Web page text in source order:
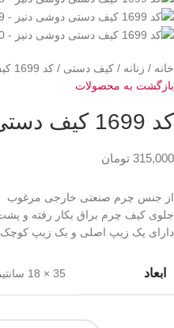
خانه زنانه کیف دستی
کد 1699 کیف دستی دوشی دنیز
بازگشت به محصولات
کد 1699 کیف دستی دوشی دنیز
315,000 تومان
از جنس چرم صنعتی خارجی مرغوب
جلوی کیف چرم براق بکار رفته و
دارای یک زیپ اصلی و یک زیپ کوچک
ابعاد 35 × 18 سانتیمتر